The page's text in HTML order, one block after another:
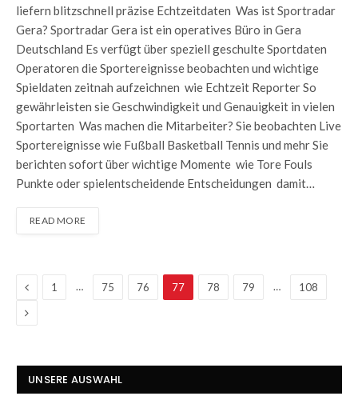
liefern blitzschnell präzise Echtzeitdaten Was ist Sportradar
Gera? Sportradar Gera ist ein operatives Büro in Gera
Deutschland Es verfügt über speziell geschulte Sportdaten
Operatoren die Sportereignisse beobachten und wichtige
Spieldaten zeitnah aufzeichnen wie Echtzeit Reporter So
gewährleisten sie Geschwindigkeit und Genauigkeit in vielen
Sportarten Was machen die Mitarbeiter? Sie beobachten Live
Sportereignisse wie Fußball Basketball Tennis und mehr Sie
berichten sofort über wichtige Momente wie Tore Fouls
Punkte oder spielentscheidende Entscheidungen damit…
READ MORE
Previous
1 … 75 76 77 78 79 … 108
Next
UNSERE AUSWAHL